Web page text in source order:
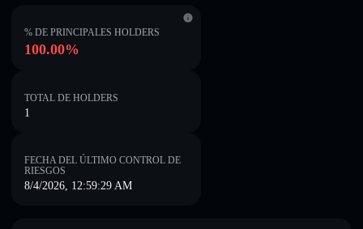
% DE PRINCIPALES HOLDERS
100.00%
TOTAL DE HOLDERS
1
FECHA DEL ÚLTIMO CONTROL DE
RIESGOS
8/4/2026, 12:59:29 AM